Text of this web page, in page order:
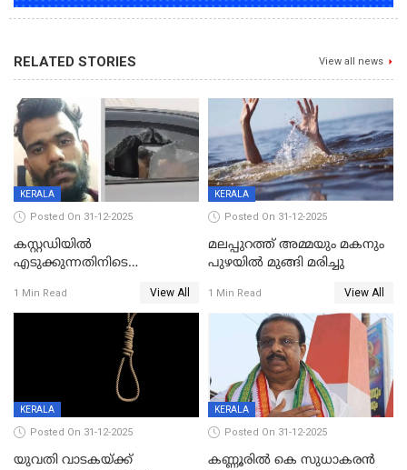
RELATED STORIES View all news
KERALA
Posted On 31-12-2025
കസ്റ്റഡിയിൽ
എടുക്കുന്നതിനിടെ
വധശ്രമക്കേസ് പ്രതി പിടിയിൽ
1 Min Read View All
KERALA
Posted On 31-12-2025
മലപ്പുറത്ത് അമ്മയും മകനും
പുഴയിൽ മുങ്ങി മരിച്ചു
1 Min Read View All
KERALA
Posted On 31-12-2025
യുവതി വാടകയ്ക്ക്
KERALA
Posted On 31-12-2025
കണ്ണൂരിൽ കെ സുധാകരൻ